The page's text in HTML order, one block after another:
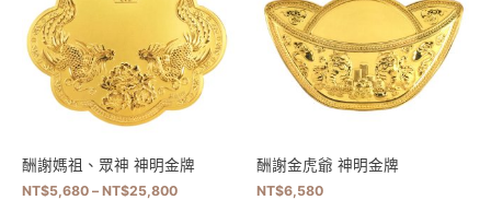
酬謝媽祖、眾神 神明金牌
NT$5,680 – NT$25,800
酬謝金虎爺 神明金牌
NT$6,580